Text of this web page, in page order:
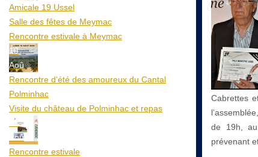
Amicale 19 Ussel
Salle des fêtes de Meymac
Rencontre estivale à Meymac
10
Aoû
Rencontre d'été des amoureux du Cantal
Polminhac
Visite du château de Polminhac et repas
12
Aoû
Rencontre estivale
Cabrettes
de 19h,
prévenant